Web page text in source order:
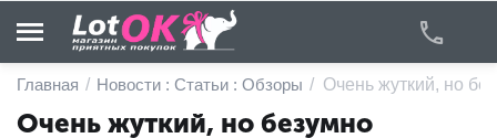
Главная / Новости : Статьи : Обзоры / Очень жуткий, но
Очень жуткий, но безумно